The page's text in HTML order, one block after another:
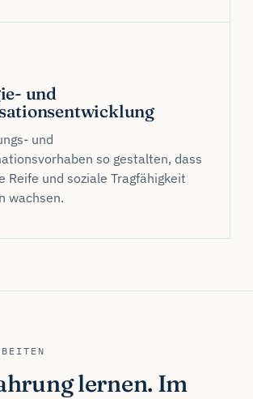
und
und
so gestalten, dass
Reife und soziale Tragfähigkeit
wachsen.
lernen. Im